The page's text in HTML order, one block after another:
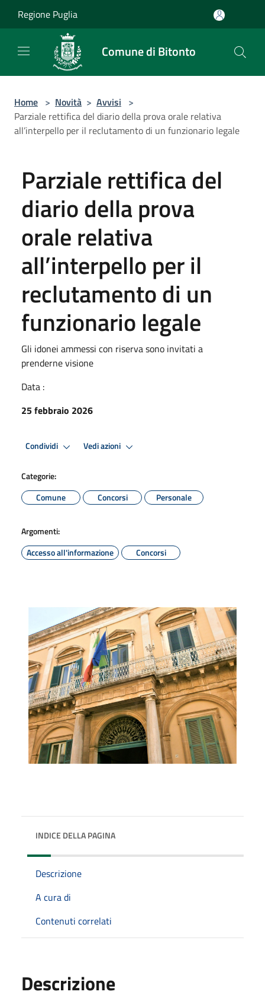
Regione Puglia
Comune di Bitonto
Home > Novità > Avvisi >
Parziale rettifica del diario della prova orale relativa
all’interpello per il reclutamento di un funzionario legale
Parziale rettifica del
diario della prova
orale relativa
all’interpello per il
reclutamento di un
funzionario legale
Gli idonei ammessi con riserva sono invitati a
prenderne visione
Data :
25 febbraio 2026
Condividi Vedi azioni
Categorie:
Comune
Concorsi Personale
Argomenti:
Accesso all'informazione
Concorsi
INDICE DELLA PAGINA
Descrizione
A cura di
Contenuti correlati
Descrizione